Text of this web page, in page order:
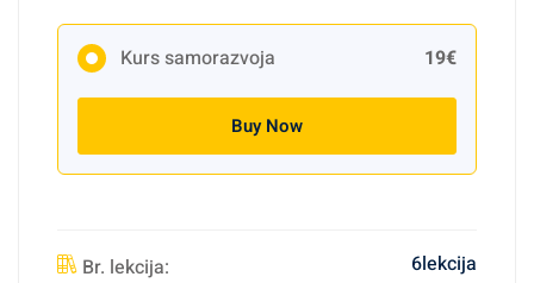
Kurs samorazvoja 19€
Buy Now
Br. lekcija: 6lekcija